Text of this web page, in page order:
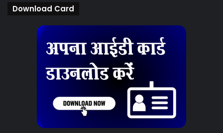
Download Card